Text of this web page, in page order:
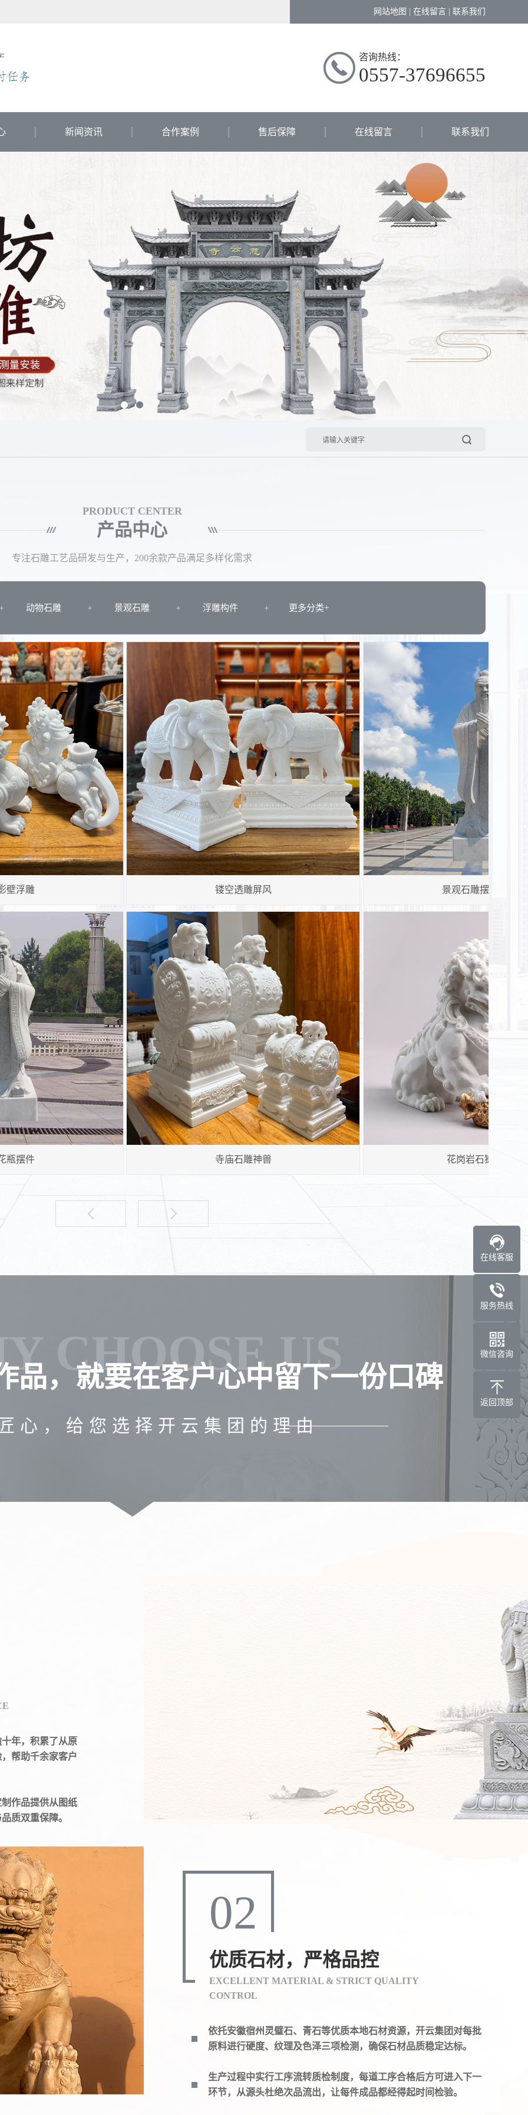
网站地图 在线留言 联系我们
咨询热线：
0557-37696655
新闻资讯 合作案例 售后保障 在线留言 联系我们
PRODUCT CENTER
产品中心
专注石雕工艺品研发与生产，200余款产品满足多样化需求
动物石雕 景观石雕 浮雕构件 更多分类+
CHOOSE US
品，就要在客户心中留下一份口碑
心，给您选择开云集团的理由
年，积累了从原
帮助千余家客户
作品提供从图纸
质双重保障。
02
优质石材，严格品控
EXCELLENT MATERIAL & STRICT QUALITY
CONTROL
依托安徽宿州灵璧石、青石等优质本地石材资源，开云集团对每批
原料进行硬度、纹理及色泽三项检测，确保石材品质稳定达标。
生产过程中实行工序流转质检制度，每道工序合格后方可进入下一
环节，从源头杜绝次品流出，让每件成品都经得起时间检验。
在线客服
服务热线
微信咨询
返回顶部